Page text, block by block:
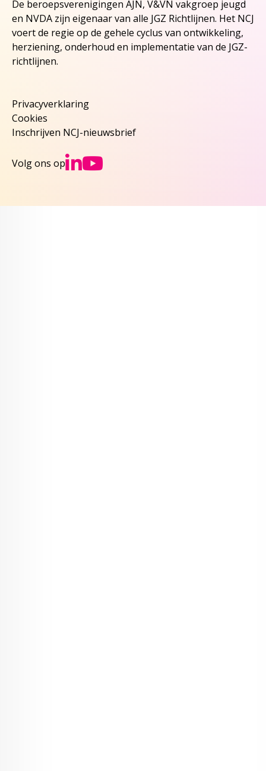
De beroepsverenigingen AJN, V&VN vakgroep jeugd
en NVDA zijn eigenaar van alle JGZ Richtlijnen. Het NCJ
voert de regie op de gehele cyclus van ontwikkeling,
herziening, onderhoud en implementatie van de JGZ-
richtlijnen.
Privacyverklaring
Cookies
Inschrijven NCJ-nieuwsbrief
Volg ons op Ga naar NCJs